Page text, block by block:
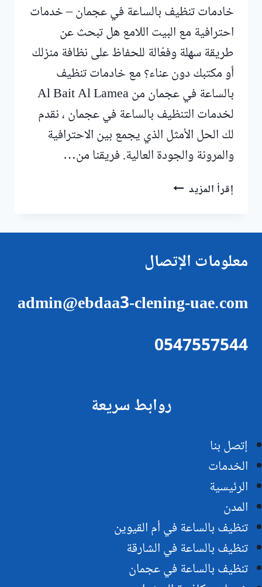
خادمات تنظيف بالساعة في عجمان – خدمات
احترافية مع البيت اللامع هل تبحث عن
طريقة سهلة وفعّالة للحفاظ على نظافة منزلك
أو مكتبك دون عناء؟ مع خادمات تنظيف
بالساعة في عجمان من Al Bait Al Lamea
لخدمات التنظيف بالساعة في عجمان ، نقدم
لك الحل الأمثل الذي يجمع بين الاحترافية
والمرونة والجودة العالية. فريقنا من…
إقرأ المزيدخادمات
في
عجمان
|0547557544
معلومات الإتصال
admin@ebdaa3-clening-uae.com
0547557544
روابط سريعة
إتصل بنا
الخدمات
الرئيسية
المدن
تنظيف بالساعة في أم القيوين
تنظيف بالساعة في الشارقة
تنظيف بالساعة في عجمان